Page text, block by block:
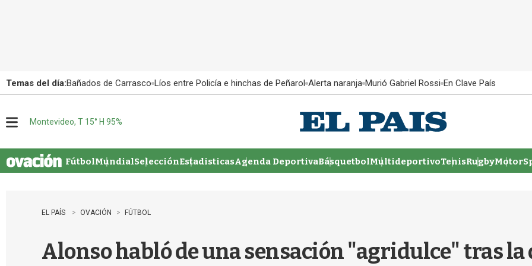
Temas del día:Bañados de Carrasco Líos entre Policía e hinchas de Peñarol Alerta naranja Murió Gabriel Rossi En Clave País
u
Montevideo, T 15° H 95%
FútbolMundialSelecciónEstadisticasAgenda DeportivaBásquetbolMultideportivoTenisRugby
EL PAÍS OVACIÓN FÚTBOL
Alonso habló de una sensación "agridulce" tras